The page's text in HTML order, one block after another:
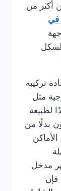
أكثر من
في
تركيبه
مثل
لطبيعة
بدلًا من
مدخل
فإن